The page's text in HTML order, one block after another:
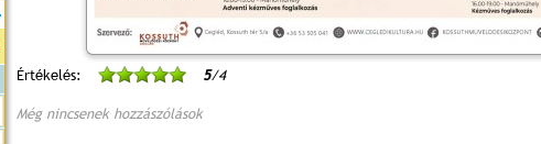
Értékelés: 5/4
Még nincsenek hozzászólások